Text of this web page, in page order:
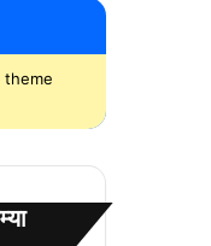
theme